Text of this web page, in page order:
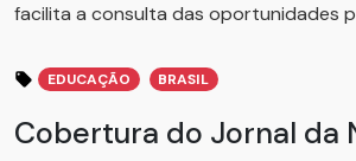
facilita a consulta das oportunidades
EDUCAÇÃO BRASIL
Cobertura do Jornal da